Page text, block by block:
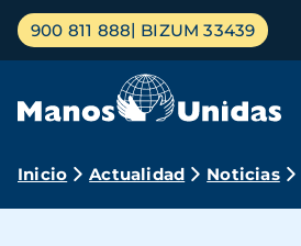
Pasar
contenido
Menú
principal
900 811 888 BIZUM 33439
Ruta
Inicio Actualidad Noticias